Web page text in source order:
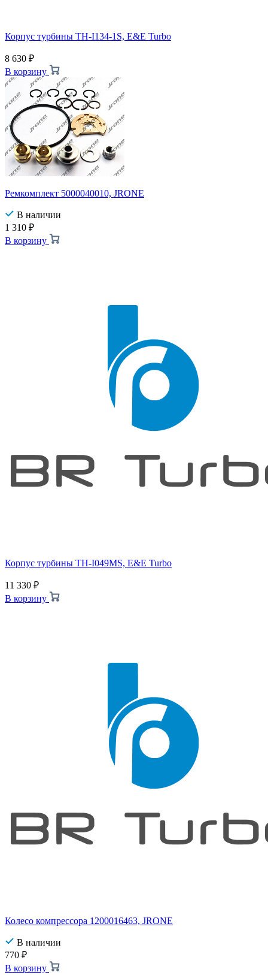
Корпус турбины TH-I134-1S, E&E Turbo
8 630 ₽
В корзину
Ремкомплект 5000040010, JRONE
В наличии
1 310 ₽
В корзину
Корпус турбины TH-I049MS, E&E Turbo
11 330 ₽
В корзину
Колесо компрессора 1200016463, JRONE
В наличии
770 ₽
В корзину